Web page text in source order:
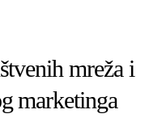
mreža i
marketinga